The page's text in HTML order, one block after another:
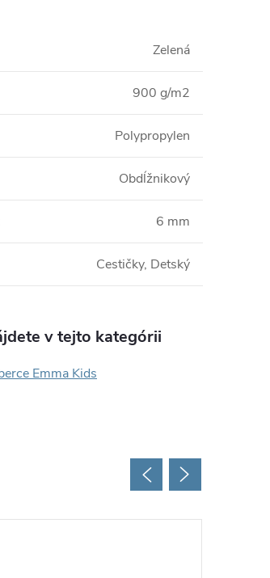
Zelená
900 g/m2
Polypropylen
Obdĺžnikový
6 mm
Cestičky, Detský
v tejto kategórii
Emma Kids